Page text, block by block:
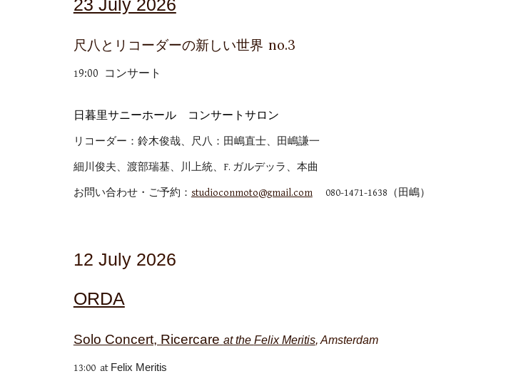
23 July 2026
尺八とリコーダーの新しい世界 no.3
19:00 コンサート
日暮里サニーホール コンサートサロン
リコーダー：鈴木俊哉、尺八：田嶋直士、田嶋謙一
細川俊夫、渡部瑞基、川上統、F. ガルデッラ、本曲
お問い合わせ・ご予約： studioconmoto@gmail.com080-1471-1638（田嶋）
12 July2026
ORDA
Solo Concert, Ricercare at the Felix Meritis, Amsterdam
13:00 at Felix Meritis